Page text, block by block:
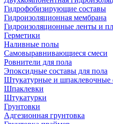
Гидрофобизирующие составы
Гидроизоляционная мембрана
Гидроизоляционные ленты и
Герметики
Наливные полы
Самовыравнивающиеся смеси
Ровнители для пола
Эпоксидные составы для пола
Штукатурные и шпаклевочные
Шпаклевки
Штукатурки
Грунтовки
Адгезионная грунтовка